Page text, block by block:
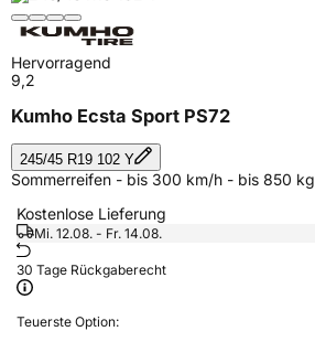
Hervorragend
9,2
Kumho Ecsta Sport PS72
245/45 R19 102 Y
Sommerreifen - bis 300 km/h - bis 850 kg
Kostenlose Lieferung
Mi. 12.08. - Fr. 14.08.
30 Tage Rückgaberecht
Teuerste Option: